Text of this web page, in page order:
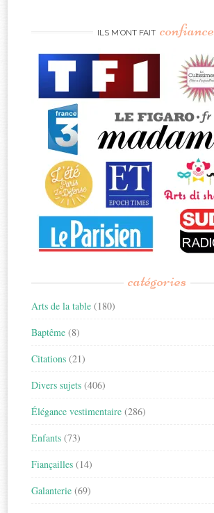
ILS M’ONT FAIT confiance
catégories
Arts de la table (180)
Baptême (8)
Citations (21)
Divers sujets (406)
Élégance vestimentaire (286)
Enfants (73)
Fiançailles (14)
Galanterie (69)